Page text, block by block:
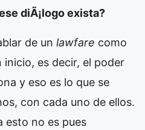
diÃ¡logo exista?
de un lawfare como
es decir, el poder
y eso es lo que se
con cada uno de ellos.
esto no es pues